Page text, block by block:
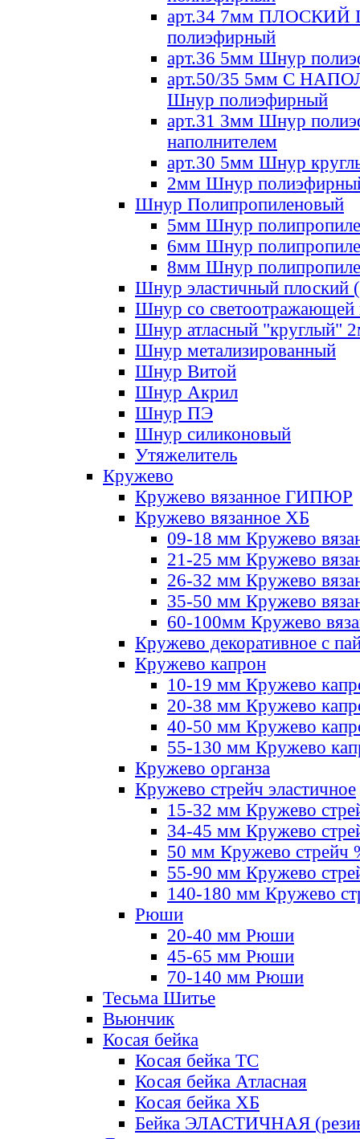
арт.34 7мм ПЛОСКИЙ
полиэфирный
арт.36 5мм Шнур
арт.50/35 5мм С
Шнур полиэфирный
арт.31 3мм Шнур
наполнителем
арт.30 5мм Шнур
2мм Шнур
Шнур Полипропиленовый
5мм Шнур
6мм Шнур
8мм Шнур
Шнур эластичный плоский
Шнур со светоотражающей
Шнур атласный "круглый"
Шнур метализированный
Шнур Витой
Шнур Акрил
Шнур ПЭ
Шнур силиконовый
Утяжелитель
Кружево
Кружево вязанное ГИПЮР
Кружево вязанное ХБ
09-18 мм Кружево
21-25 мм Кружево
26-32 мм Кружево
35-50 мм Кружево
60-100мм Кружево
Кружево декоративное с
Кружево капрон
10-19 мм Кружево
20-38 мм Кружево
40-50 мм Кружево
55-130 мм Кружево
Кружево органза
Кружево стрейч эластичное
15-32 мм Кружево
34-45 мм Кружево
50 мм Кружево стрейч
55-90 мм Кружево
140-180 мм Кружево
Рюши
20-40 мм Рюши
45-65 мм Рюши
70-140 мм Рюши
Тесьма Шитье
Вьюнчик
Косая бейка
Косая бейка ТС
Косая бейка Атласная
Косая бейка ХБ
Бейка ЭЛАСТИЧНАЯ